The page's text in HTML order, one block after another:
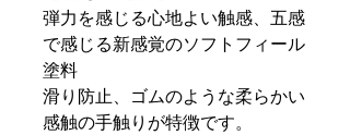
弾力を感じる心地よい触感、五感
で感じる新感覚のソフトフィール
塗料
滑り防止、ゴムのような柔らかい
感触の手触りが特徴です。